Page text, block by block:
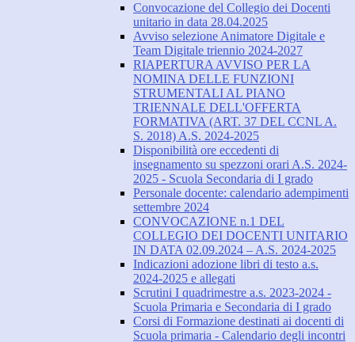
Convocazione del Collegio dei Docenti
unitario in data 28.04.2025
Avviso selezione Animatore Digitale e
Team Digitale triennio 2024-2027
RIAPERTURA AVVISO PER LA
NOMINA DELLE FUNZIONI
STRUMENTALI AL PIANO
TRIENNALE DELL'OFFERTA
FORMATIVA (ART. 37 DEL CCNL A.
S. 2018) A.S. 2024-2025
Disponibilità ore eccedenti di
insegnamento su spezzoni orari A.S. 2024-
2025 - Scuola Secondaria di I grado
Personale docente: calendario adempimenti
settembre 2024
CONVOCAZIONE n.1 DEL
COLLEGIO DEI DOCENTI UNITARIO
IN DATA 02.09.2024 – A.S. 2024-2025
Indicazioni adozione libri di testo a.s.
2024-2025 e allegati
Scrutini I quadrimestre a.s. 2023-2024 -
Scuola Primaria e Secondaria di I grado
Corsi di Formazione destinati ai docenti di
Scuola primaria - Calendario degli incontri